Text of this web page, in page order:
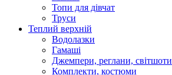
Топи для дівчат
Труси
Теплий верхній
Водолазки
Гамаші
Джемпери, реглани, світшоти
Комплекти, костюми